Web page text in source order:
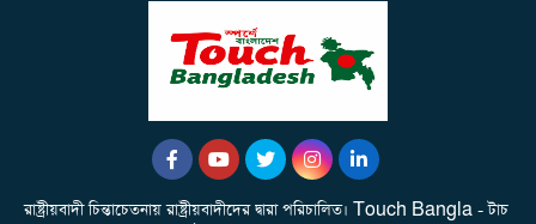
রাষ্ট্রীয়বাদী চিন্তাচেতনায় রাষ্ট্রীয়বাদীদের দ্বারা পরিচালিত। Touch Bangla - টাচ